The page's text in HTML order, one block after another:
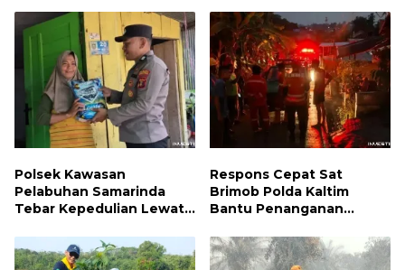
Polsek Kawasan
Pelabuhan Samarinda
Tebar Kepedulian Lewat
Sungai Dama Terima
Bantuan Sosial
Respons Cepat Sat
Brimob Polda Kaltim
Bantu Penanganan
Samarinda